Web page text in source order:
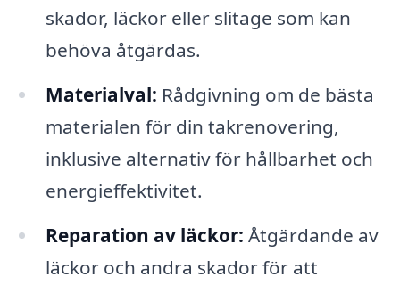
skador, läckor eller slitage som kan
behöva åtgärdas.
Materialval: Rådgivning om de bästa
materialen för din takrenovering,
inklusive alternativ för hållbarhet och
energieffektivitet.
Reparation av läckor: Åtgärdande av
läckor och andra skador för att